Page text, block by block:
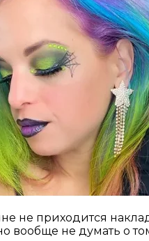
приходится
не думать о